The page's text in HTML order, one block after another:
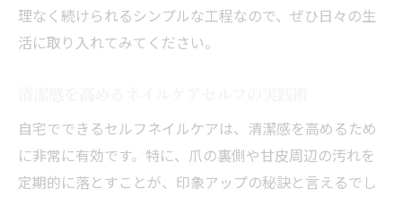
理なく続けられるシンプルな工程なので、ぜひ日々の生
活に取り入れてみてください。
自宅でできるセルフネイルケアは、清潔感を高めるため
に非常に有効です。特に、爪の裏側や甘皮周辺の汚れを
定期的に落とすことが、印象アップの秘訣と言えるでし